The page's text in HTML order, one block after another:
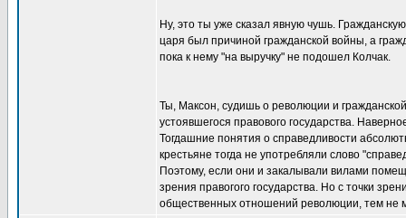
Ну, это ты уже сказал явную чушь.
царя был причиной гражданской войны, а
пока к нему "на выручку" не подошел Колчак.
Ты, Максон, судишь о революции и
устоявшегося правового государства.
Тогдашние понятия о справедливости
крестьяне тогда не употребляли слово
Поэтому, если они и закалывали вилами
зрения правогого государства. Но с точки
общественных отношений революции, тем не